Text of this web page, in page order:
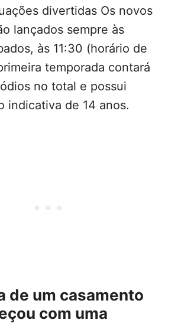
divertidas Os novos
lançados sempre às
às 11:30 (horário de
temporada contará
no total e possui
indicativa de 14 anos.
de um casamento
com uma